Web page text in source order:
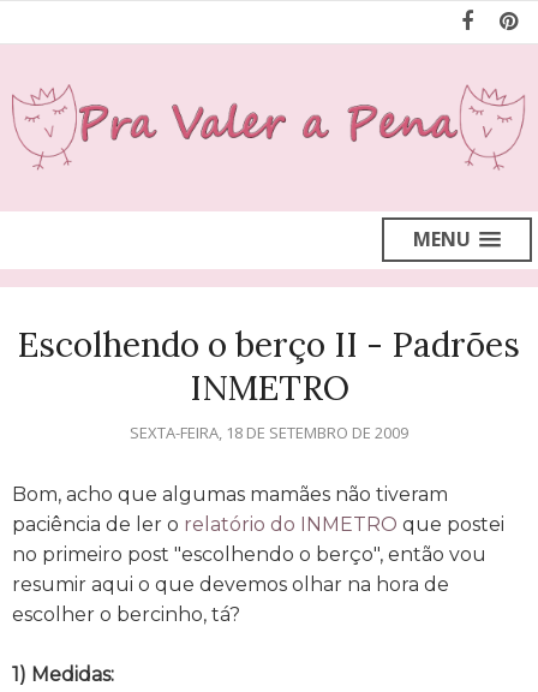
MENU
Escolhendo o berço II - Padrões
INMETRO
SEXTA-FEIRA, 18 DE SETEMBRO DE 2009
Bom, acho que algumas mamães não tiveram
paciência de ler o relatório do INMETRO que postei
no primeiro post "escolhendo o berço", então vou
resumir aqui o que devemos olhar na hora de
escolher o bercinho, tá?
1) Medidas: